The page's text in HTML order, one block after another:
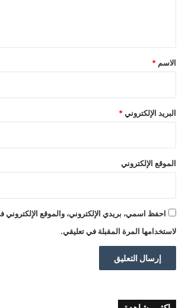
*
الاسم *
البريد الإلكتروني *
الموقع الإلكتروني
احفظ اسمي، بريدي الإلكتروني، والموقع الإلكتروني
لاستخدامها المرة المقبلة في تعليقي.